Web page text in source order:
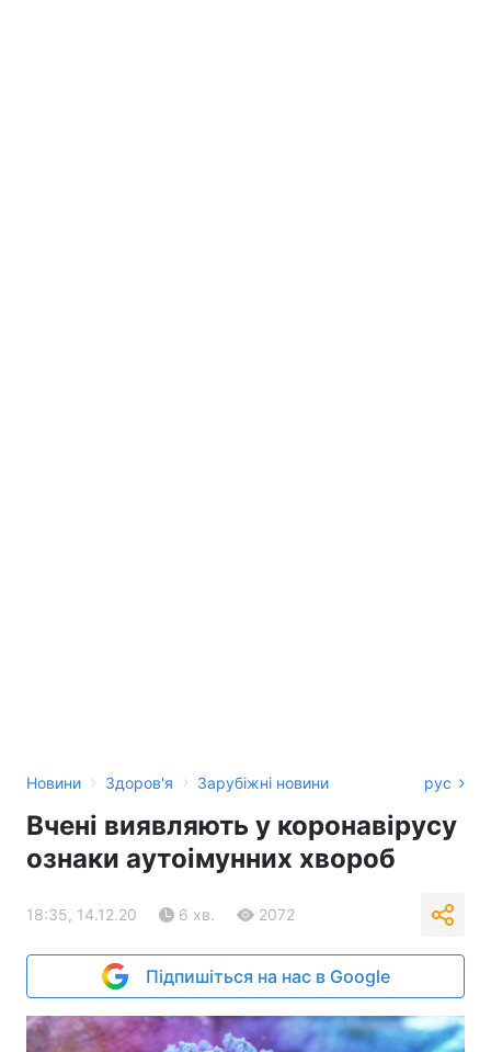
Новини › Здоров'я › Зарубіжні новини рус
Вчені виявляють у коронавірусу
ознаки аутоімунних хвороб
18:35, 14.12.20 6 хв. 2072
Підпишіться на нас в Google